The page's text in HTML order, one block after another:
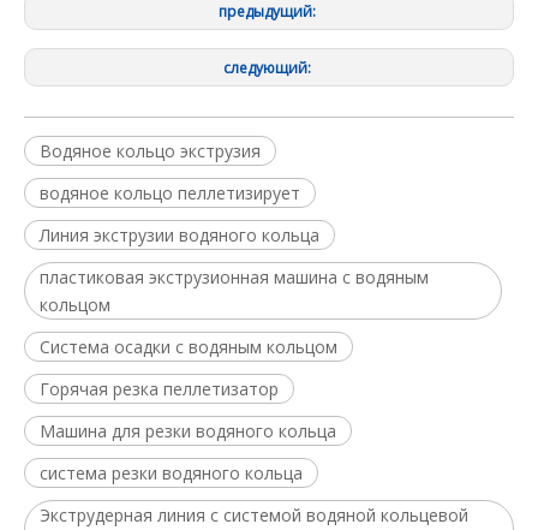
предыдущий:
следующий:
Водяное кольцо экструзия
водяное кольцо пеллетизирует
Линия экструзии водяного кольца
пластиковая экструзионная машина с водяным
кольцом
Система осадки с водяным кольцом
Горячая резка пеллетизатор
Машина для резки водяного кольца
система резки водяного кольца
Экструдерная линия с системой водяной кольцевой